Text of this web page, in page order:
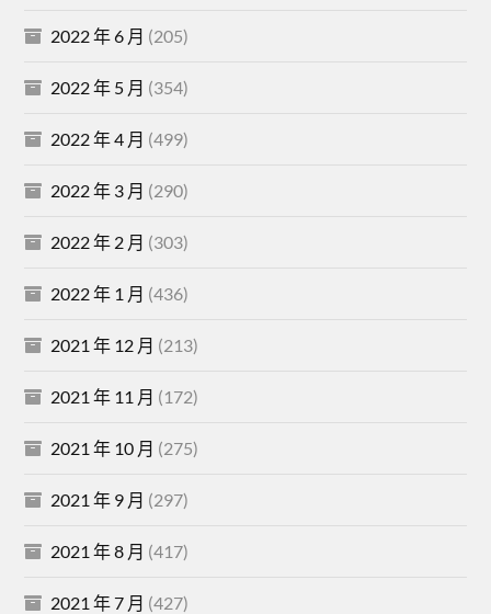
2022 年 6 月 (205)
2022 年 5 月 (354)
2022 年 4 月 (499)
2022 年 3 月 (290)
2022 年 2 月 (303)
2022 年 1 月 (436)
2021 年 12 月 (213)
2021 年 11 月 (172)
2021 年 10 月 (275)
2021 年 9 月 (297)
2021 年 8 月 (417)
2021 年 7 月 (427)